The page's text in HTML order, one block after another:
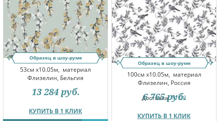
Образец в шоу-руме
53см x10.05м, материал
Флизелин, Бельгия
КУПИТЬ В 1 КЛИК
13 284 руб.
Образец в шоу-руме
100см x10.05м, материал
Флизелин, Россия
Доставка:11.08
КУПИТЬ В 1 КЛИК
6 765 руб.